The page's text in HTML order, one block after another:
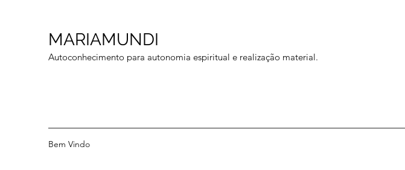
MARIAMUNDI
Autoconhecimento para autonomia espiritual e realização material.
Bem Vindo